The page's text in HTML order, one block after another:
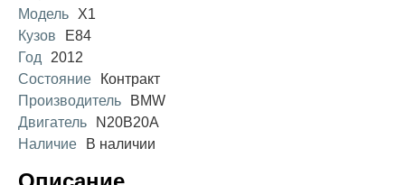
Модель
X1
Кузов
E84
Год
2012
Состояние
Контракт
Производитель
BMW
Двигатель
N20B20A
Наличие
В наличии